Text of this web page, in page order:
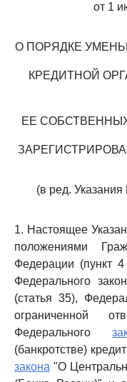
от 1
О ПОРЯДКЕ
КРЕДИТНОЙ
ЕЕ
(в ред.
1. Настоящее
положениями
Федерации (пункт 4
Федерального
(статья 35),
ограниченной
Федерального
(банкротстве)
закона "О